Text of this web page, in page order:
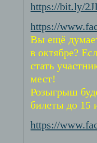
https://bit.ly/
https://
Вы ещё
в октябре?
стать
мест!
Розыгрыш
билеты до 15
https://